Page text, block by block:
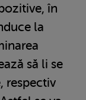
în
la
să li se
respectiv